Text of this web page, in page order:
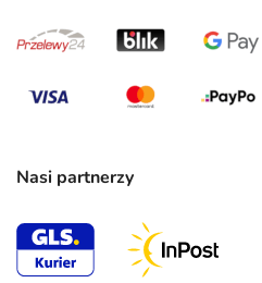
Nasi partnerzy